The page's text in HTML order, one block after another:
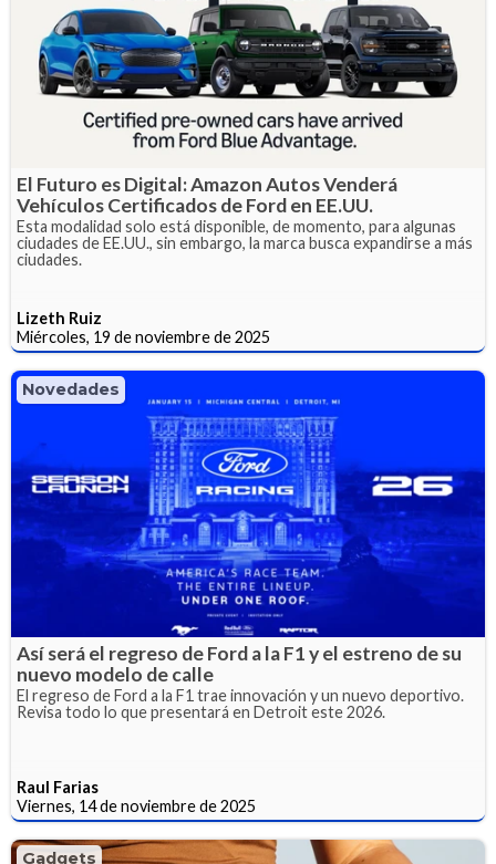
El Futuro es Digital: Amazon Autos Venderá
Vehículos Certificados de Ford en EE.UU.
Esta modalidad solo está disponible, de momento, para algunas
ciudades de EE.UU., sin embargo, la marca busca expandirse a más
ciudades.
Lizeth Ruiz
Miércoles, 19 de noviembre de 2025
Novedades
Así será el regreso de Ford a la F1 y el estreno de su
nuevo modelo de calle
El regreso de Ford a la F1 trae innovación y un nuevo deportivo.
Revisa todo lo que presentará en Detroit este 2026.
Raul Farias
Viernes, 14 de noviembre de 2025
Gadgets